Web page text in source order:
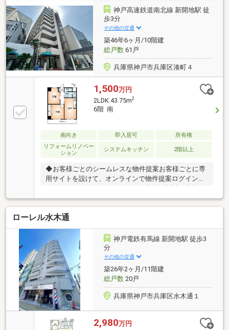
神戸高速鉄道南北線 新開地駅 徒
歩3分
その他の交通
築46年6ヶ月/10階建
総戸数61戸
兵庫県神戸市兵庫区湊町４
1,500万円
2LDK 43.75m2
6階 南
南向き 即入居可
所有権
リフォームリノベー
ション
システムキッチン 2階以上
◆お客様ごとのシームレスな物件提案お客様ごとに専
用サイトを設けて、オンラインで物件提案ログイン不
要でアクセスするだけでどこでも物件を検討、比較で
きます「見やすくて楽になった」「施設やハザードマ
ップも同時に見られて検討しやすい」と好評いただい
ております。未掲載物件でもサイトに複数反映させて
条件に合う物件にて内覧ご検討いただけます。
ローレル水木通
神戸電鉄有馬線 新開地駅 徒歩3
分
その他の交通
築26年2ヶ月/11階建
総戸数20戸
兵庫県神戸市兵庫区水木通１
2,980万円